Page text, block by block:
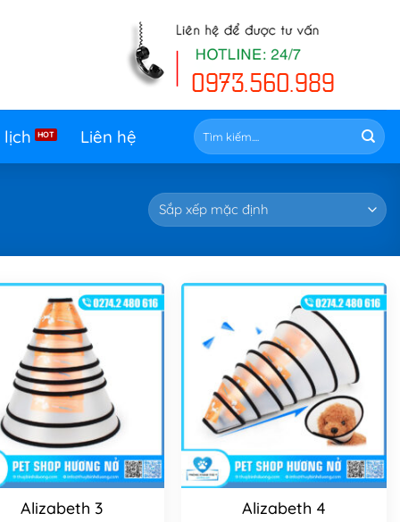
Liên hệ
Tìm
kiếm:
Alizabeth 3 Alizabeth 4